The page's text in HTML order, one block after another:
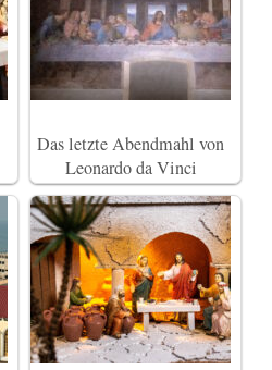
Das letzte Abendmahl von
Leonardo da Vinci